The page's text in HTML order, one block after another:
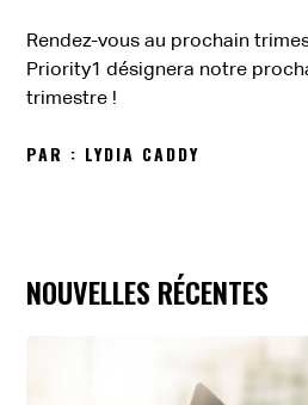
Rendez-vous au prochain
Priority1 désignera notre
trimestre !
PAR : LYDIA CADDY
NOUVELLES RÉCENTES